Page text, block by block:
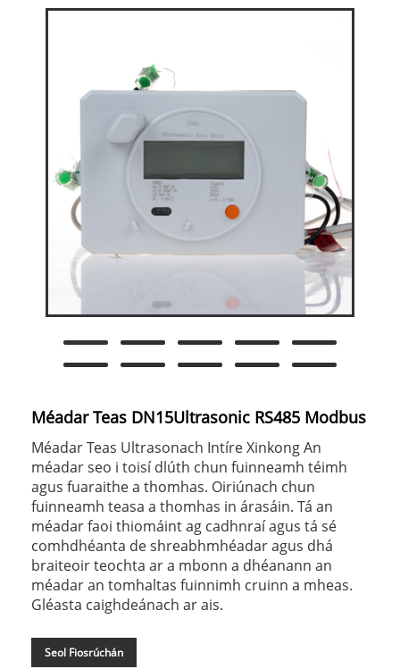
Méadar Teas DN15Ultrasonic RS485 Modbus
Méadar Teas Ultrasonach Intíre Xinkong An
méadar seo i toisí dlúth chun fuinneamh téimh
agus fuaraithe a thomhas. Oiriúnach chun
fuinneamh teasa a thomhas in árasáin. Tá an
méadar faoi thiomáint ag cadhnraí agus tá sé
comhdhéanta de shreabhmhéadar agus dhá
braiteoir teochta ar a mbonn a dhéanann an
méadar an tomhaltas fuinnimh cruinn a mheas.
Gléasta caighdeánach ar ais.
Seol Fiosrúchán